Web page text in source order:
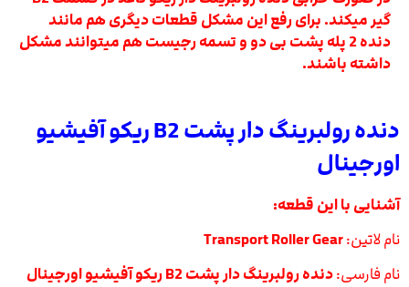
گیر میکند. برای رفع این مشکل قطعات دیگری هم مانند
دنده 2 پله پشت بی دو و تسمه رجیست هم میتوانند مشکل
داشته باشند.
دنده رولبرینگ دار پشت B2 ریکو آفیشیو
اورجینال
آشنایی با این قطعه:
نام لاتین:Transport Roller Gear
نام فارسی:دنده رولبرینگ دار پشت B2 ریکو آفیشیو اورجینال